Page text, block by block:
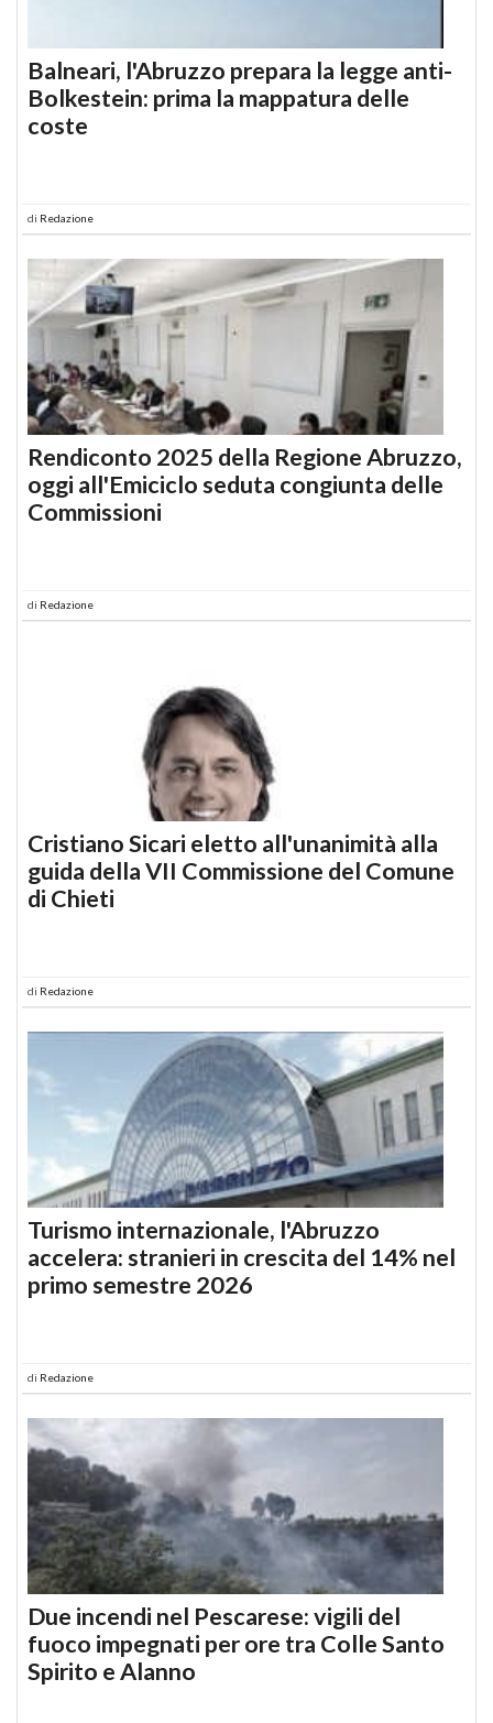
Balneari, l'Abruzzo prepara la legge anti-
Bolkestein: prima la mappatura delle
coste
di Redazione
Rendiconto 2025 della Regione Abruzzo,
oggi all'Emiciclo seduta congiunta delle
Commissioni
di Redazione
Cristiano Sicari eletto all'unanimità alla
guida della VII Commissione del Comune
di Chieti
di Redazione
Turismo internazionale, l'Abruzzo
accelera: stranieri in crescita del 14% nel
primo semestre 2026
di Redazione
Due incendi nel Pescarese: vigili del
fuoco impegnati per ore tra Colle Santo
Spirito e Alanno